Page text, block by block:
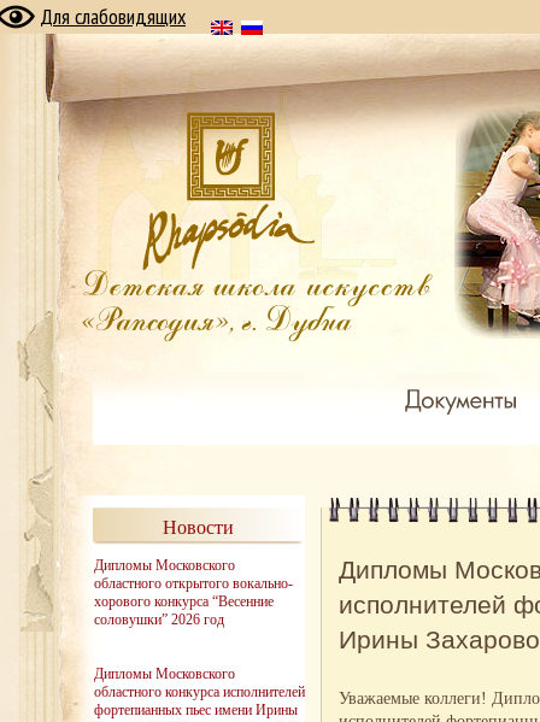
Для слабовидящих
Новости
Дипломы Московского
областного открытого вокально-
хорового конкурса “Весенние
соловушки” 2026 год
Дипломы Московского
областного конкурса исполнителей
фортепианных пьес имени Ирины
Дипломы
исполнителей
Ирины
Уважаемые коллеги!